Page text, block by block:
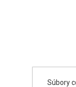
Súbory